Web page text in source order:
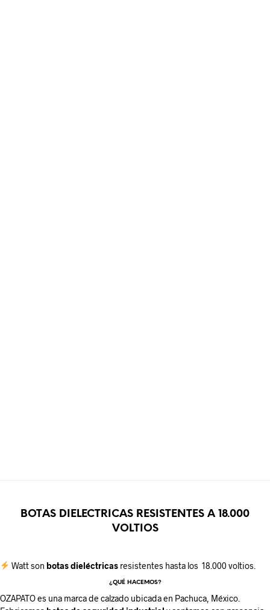
BOTAS DIELECTRICAS RESISTENTES A 18.000
VOLTIOS
Wattson botas dieléctricasresistentes hasta los 18.000 voltios.
¿QUÉ HACEMOS?
OZAPATO es una marca de calzado ubicada en Pachuca, México.